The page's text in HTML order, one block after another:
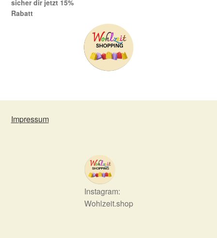
sicher dir jetzt 15%
Rabatt
Impressum
Instagram:
Wohlzeit.shop